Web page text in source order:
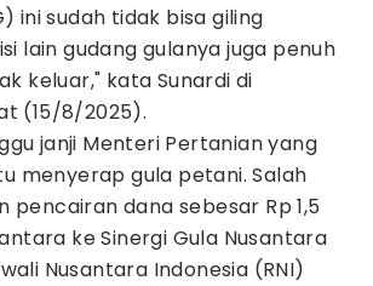
ini sudah tidak bisa giling
lain gudang gulanya juga penuh
keluar," kata Sunardi di
(15/8/2025).
janji Menteri Pertanian yang
menyerap gula petani. Salah
pencairan dana sebesar Rp 1,5
ke Sinergi Gula Nusantara
Nusantara Indonesia (RNI)